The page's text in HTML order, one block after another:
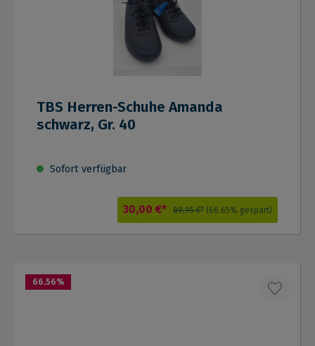
TBS Herren-Schuhe Amanda
schwarz, Gr. 40
Sofort verfügbar
30,00 €* 89,95 €* (66.65% gespart)
66.56%